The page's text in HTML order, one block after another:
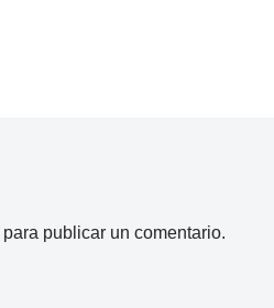
para publicar un comentario.